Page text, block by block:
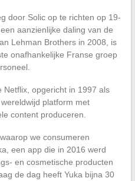
door Solic op te richten op 19-
aanzienlijke daling van de
Lehman Brothers in 2008, is
onafhankelijke Franse groep
Netflix, opgericht in 1997 als
platform met
content produceren.
we consumeren
een app die in 2016 werd
en cosmetische producten
de dag heeft Yuka bijna 30